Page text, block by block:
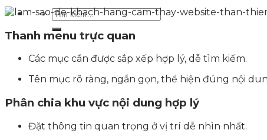
Thanh menu trực quan
Các mục cần được sắp xếp hợp lý, dễ tìm kiếm.
Tên mục rõ ràng, ngắn gọn, thể hiện đúng nội
Phân chia khu vực nội dung hợp lý
Đặt thông tin quan trọng ở vị trí dễ nhìn nhất.